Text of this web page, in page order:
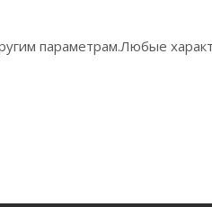
параметрам.Любые